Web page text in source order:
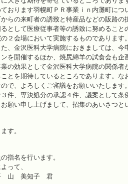
おります羽幌町ＰＲ事業ｉｎ内灘町に
らの来町者の誘致と特産品などの販路
として医療従事者等の誘致に努めるこ
２会場において実施するものでありま
、金沢医科大学病院におきましては、
を開催するほか、焼尻綿羊の試食会も
の効果として金沢医科大学病院の関係
とを期待しているところであります。
で、よろしくご審議をお願いいたします。
件、専決処分の承認４件、議案として
願い申し上げまして、招集のあいさつと
す。
指名を行います。
って、
知子 君